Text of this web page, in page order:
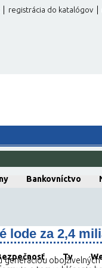
registrácia do katalógov
Bankovníctvo
Tv
lode za 2,4
generáciou